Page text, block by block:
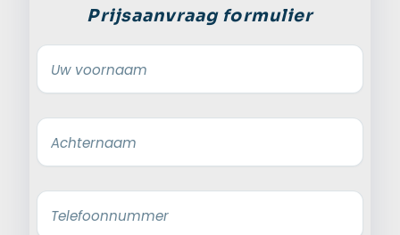
Prijsaanvraag formulier
Uw voornaam
Achternaam
Telefoonnummer